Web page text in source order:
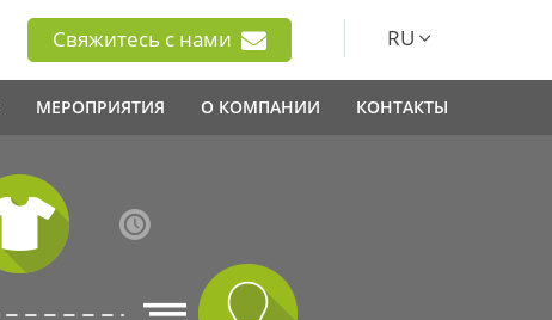
Свяжитесь с нами RU
МЕРОПРИЯТИЯ О КОМПАНИИ КОНТАКТЫ